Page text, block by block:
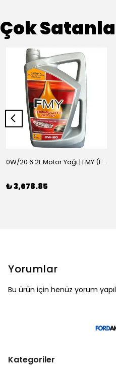
Çok
0W/20 6.2L Motor Yağı | FMY (Ford Motor Yağları)
₺ 3,678.85
Yorumlar
Bu ürün için henüz yorum
Kategoriler